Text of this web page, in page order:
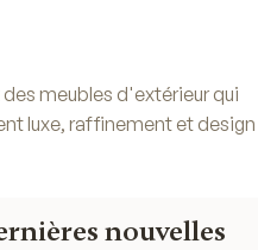
meubles d'extérieur qui
luxe, raffinement et design
nouvelles